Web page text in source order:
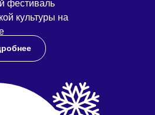
фестиваль
культуры на